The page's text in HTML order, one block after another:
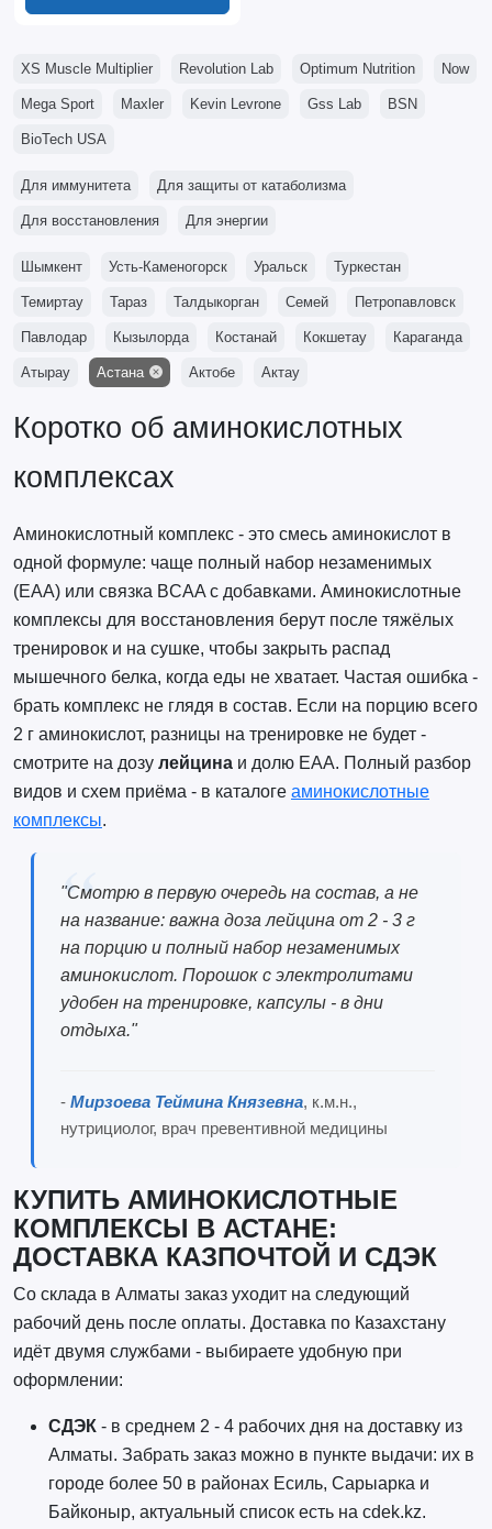
XS Muscle Multiplier Revolution Lab Optimum Nutrition Now
Mega Sport Maxler Kevin Levrone Gss Lab BSN
BioTech USA
Для иммунитета Для защиты от катаболизма
Для восстановления Для энергии
Шымкент Усть-Каменогорск Уральск Туркестан
Темиртау Тараз Талдыкорган Семей Петропавловск
Павлодар Кызылорда Костанай Кокшетау Караганда
Атырау Астана Актобе Актау
Коротко об аминокислотных
комплексах
Аминокислотный комплекс - это смесь аминокислот в
одной формуле: чаще полный набор незаменимых
(EAA) или связка BCAA с добавками. Аминокислотные
комплексы для восстановления берут после тяжёлых
тренировок и на сушке, чтобы закрыть распад
мышечного белка, когда еды не хватает. Частая ошибка -
брать комплекс не глядя в состав. Если на порцию всего
2 г аминокислот, разницы на тренировке не будет -
смотрите на дозу лейцинаи долю EAA. Полный разбор
видов и схем приёма - в каталоге аминокислотные
комплексы.
"Смотрю в первую очередь на состав, а не
на название: важна доза лейцина от 2 - 3 г
на порцию и полный набор незаменимых
аминокислот. Порошок с электролитами
удобен на тренировке, капсулы - в дни
отдыха."
- Мирзоева Теймина Князевна, к.м.н.,
нутрициолог, врач превентивной медицины
КУПИТЬ АМИНОКИСЛОТНЫЕ
КОМПЛЕКСЫ В АСТАНЕ:
ДОСТАВКА КАЗПОЧТОЙ И СДЭК
Со склада в Алматы заказ уходит на следующий
рабочий день после оплаты. Доставка по Казахстану
идёт двумя службами - выбираете удобную при
оформлении:
СДЭК- в среднем 2 - 4 рабочих дня на доставку из
Алматы. Забрать заказ можно в пункте выдачи: их в
городе более 50 в районах Есиль, Сарыарка и
Байконыр, актуальный список есть на cdek.kz.